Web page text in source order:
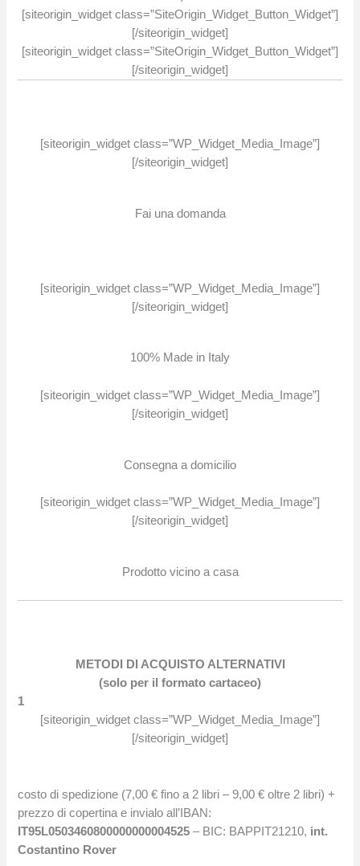
[siteorigin_widget class=”SiteOrigin_Widget_Button_Widget”]
[/siteorigin_widget]
[siteorigin_widget class=”SiteOrigin_Widget_Button_Widget”]
[/siteorigin_widget]
[siteorigin_widget class=”WP_Widget_Media_Image”]
[/siteorigin_widget]
Fai una domanda
[siteorigin_widget class=”WP_Widget_Media_Image”]
[/siteorigin_widget]
100% Made in Italy
[siteorigin_widget class=”WP_Widget_Media_Image”]
[/siteorigin_widget]
Consegna a domicilio
[siteorigin_widget class=”WP_Widget_Media_Image”]
[/siteorigin_widget]
Prodotto vicino a casa
METODI DI ACQUISTO ALTERNATIVI
(solo per il formato cartaceo)
1
[siteorigin_widget class=”WP_Widget_Media_Image”]
[/siteorigin_widget]
costo di spedizione (7,00 € fino a 2 libri – 9,00 € oltre 2 libri) +
prezzo di copertina e invialo all’IBAN:
IT95L0503460800000000004525– BIC: BAPPIT21210, int.
Costantino Rover